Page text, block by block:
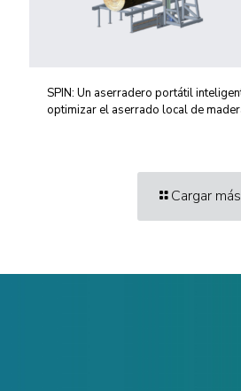
SPIN: Un aserradero portátil
optimizar el aserrado local de
Cargar más